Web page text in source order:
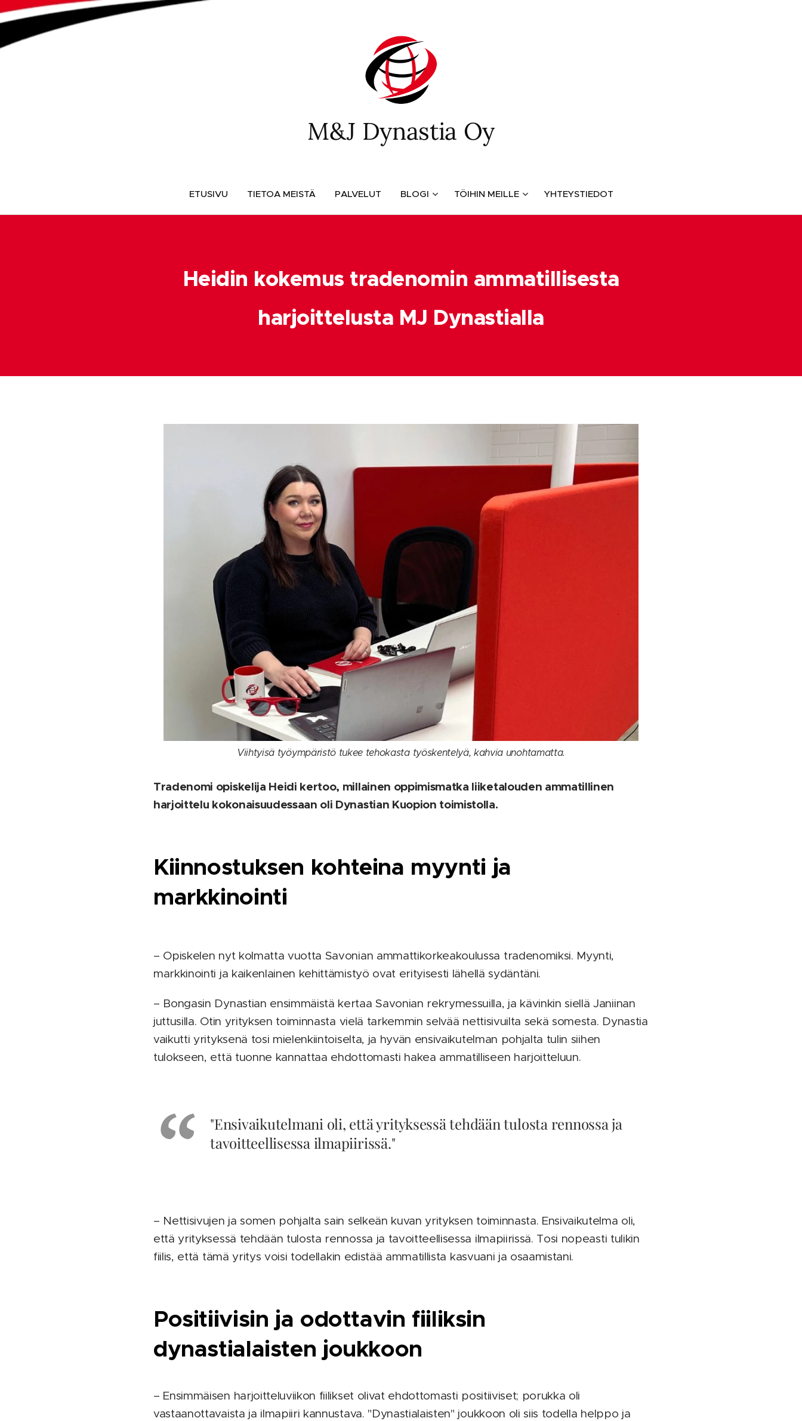
M&J Dynastia Oy
ETUSIVU TIETOA MEISTÄ PALVELUT BLOGI TÖIHIN MEILLE YHTEYSTIEDOT
Heidin kokemus tradenomin ammatillisesta
harjoittelusta MJ Dynastialla
Viihtyisä työympäristö tukee tehokasta työskentelyä, kahvia unohtamatta.
Tradenomi opiskelija Heidi kertoo, millainen oppimismatka liiketalouden ammatillinen
harjoittelu kokonaisuudessaan oli Dynastian Kuopion toimistolla.
Kiinnostuksen kohteina myynti ja
markkinointi
– Opiskelen nyt kolmatta vuotta Savonian ammattikorkeakoulussa tradenomiksi. Myynti,
markkinointi ja kaikenlainen kehittämistyö ovat erityisesti lähellä sydäntäni.
– Bongasin Dynastian ensimmäistä kertaa Savonian rekrymessuilla, ja kävinkin siellä Janiinan
juttusilla. Otin yrityksen toiminnasta vielä tarkemmin selvää nettisivuilta sekä somesta. Dynastia
vaikutti yrityksenä tosi mielenkiintoiselta, ja hyvän ensivaikutelman pohjalta tulin siihen
tulokseen, että tuonne kannattaa ehdottomasti hakea ammatilliseen harjoitteluun.
"Ensivaikutelmani oli, että yrityksessä tehdään tulosta rennossa ja
tavoitteellisessa ilmapiirissä."
– Nettisivujen ja somen pohjalta sain selkeän kuvan yrityksen toiminnasta. Ensivaikutelma oli,
että yrityksessä tehdään tulosta rennossa ja tavoitteellisessa ilmapiirissä. Tosi nopeasti tulikin
fiilis, että tämä yritys voisi todellakin edistää ammatillista kasvuani ja osaamistani.
Positiivisin ja odottavin fiiliksin
dynastialaisten joukkoon
– Ensimmäisen harjoitteluviikon fiilikset olivat ehdottomasti positiiviset; porukka oli
vastaanottavaista ja ilmapiiri kannustava. "Dynastialaisten" joukkoon oli siis todella helppo ja